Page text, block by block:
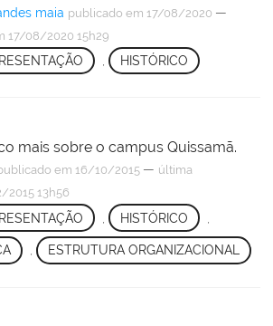
maia publicado em 17/08/2020 —
17/08/2020 15h29
HISTÓRICO
mais sobre o campus Quissamã.
em 16/10/2015 — última
2015 13h56
HISTÓRICO
, ESTRUTURA ORGANIZACIONAL